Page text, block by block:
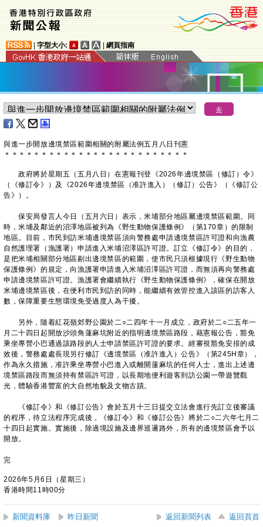
字型大小: 網頁指南
與進一步開放邊境禁區範圍相關的附屬法例五月八日刊憲
＊ ＊ ＊ ＊ ＊ ＊ ＊ ＊ ＊ ＊ ＊ ＊ ＊ ＊ ＊ ＊ ＊ ＊ ＊ ＊ ＊ ＊ ＊ ＊ ＊
政府將於星期五（五月八日）在憲報刊登《2026年邊境禁區（修訂）令》
（《修訂令》）及《2026年邊境禁區（准許進入）（修訂）公告》（《修訂公
告》）。
保安局發言人今日（五月六日）表示，米埔部分地區屬邊境禁區範圍。同
時，米埔及鄰近的沼澤地區被列為《野生動物保護條例》（第170章）的限制
地區。目前，市民到訪米埔邊境禁區須向警務處申請邊境禁區許可證和向漁農
自然護理署（漁護署）申請進入米埔沼澤區許可證。訂立《修訂令》的目的，
是把米埔相關部分地區剔出邊境禁區的範圍，使市民只須根據現行《野生動物
保護條例》的規定，向漁護署申請進入米埔沼澤區許可證，而無須再向警務處
申請邊境禁區許可證。漁護署會繼續執行《野生動物保護條例》，確保在開放
米埔邊境禁區後，在便利市民到訪的同時，能繼續有效管控進入該區的訪客人
數，保障重要生態環境免受過度人為干擾。
另外，隨着紅花嶺郊野公園於二○二四年十一月成立，政府於二○二五年一
月二十四日起開放沙頭角蓮麻坑附近的指明邊境禁區路段，藉憲報公告，豁免
乘坐專營小巴通過該路段的人士申請禁區許可證的要求。經審視豁免安排的成
效後，警務處處長現另行修訂《邊境禁區（准許進入）公告》（第245H章），
作為永久措施，准許乘坐專營小巴進入或離開蓮麻坑的任何人士，進出上述邊
境禁區路段而無須持有禁區許可證，以長期地便利遊客到訪公園一帶遊覽觀
光，體驗香港豐富的大自然地貌及文物古蹟。
《修訂令》和《修訂公告》會於五月十三日提交立法會進行先訂立後審議
的程序，待立法程序完成後，《修訂令》和《修訂公告》將於二○二六年七月二
十四日起實施。實施後，除過境設施及邊界巡邏路外，所有的邊境禁區會予以
開放。
完
2026年5月6日（星期三）
香港時間11時00分
新聞資料庫 昨日新聞 返回新聞列表 返回頁首